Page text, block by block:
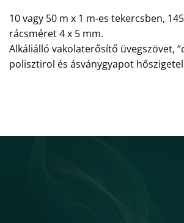
10 vagy 50 m x 1 m-es tekercsben,
rácsméret 4 x 5 mm.
Alkáliálló vakolaterősítő üvegszövet,
polisztirol és ásványgyapot